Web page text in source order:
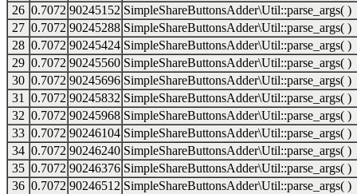
26 0.7072 90245152 SimpleShareButtonsAdder\Util::parse_args( )
27 0.7072 90245288 SimpleShareButtonsAdder\Util::parse_args( )
28 0.7072 90245424 SimpleShareButtonsAdder\Util::parse_args( )
29 0.7072 90245560 SimpleShareButtonsAdder\Util::parse_args( )
30 0.7072 90245696 SimpleShareButtonsAdder\Util::parse_args( )
31
0.7072 90245832 SimpleShareButtonsAdder\Util::parse_args( )
32 0.7072 90245968 SimpleShareButtonsAdder\Util::parse_args( )
33 0.7072 90246104 SimpleShareButtonsAdder\Util::parse_args( )
34 0.7072 90246240 SimpleShareButtonsAdder\Util::parse_args( )
35 0.7072 90246376 SimpleShareButtonsAdder\Util::parse_args( )
36 0.7072 90246512 SimpleShareButtonsAdder\Util::parse_args( )